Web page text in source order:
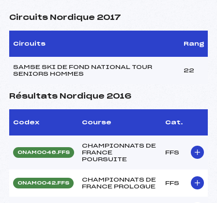
Circuits Nordique 2017
Circuits Rang
SAMSE SKI DE FOND NATIONAL TOUR
SENIORS HOMMES
22
Résultats Nordique 2016
Codex Course Cat.
ONAM0046.FFS
CHAMPIONNATS DE
FRANCE
POURSUITE
FFS
ONAM0042.FFS
CHAMPIONNATS DE
FRANCE PROLOGUE
FFS